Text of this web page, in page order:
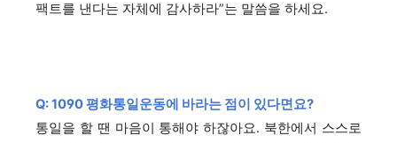
팩트를 낸다는 자체에 감사하라”는 말씀을 하세요.
Q: 1090 평화통일운동에 바라는 점이 있다면요?
통일을 할 땐 마음이 통해야 하잖아요. 북한에서 스스로